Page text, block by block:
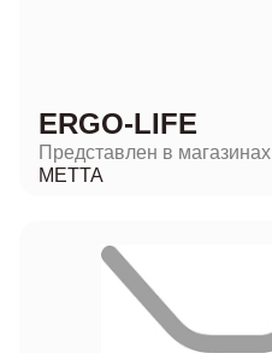
ERGO-LIFE
Представлен в магазинах
METTA